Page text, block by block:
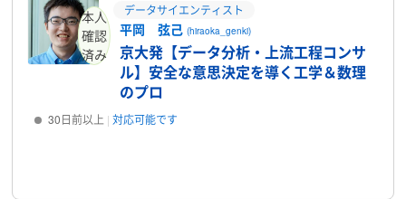
本人
確認
済み
データサイエンティスト
平岡 弦己(hiraoka_genki)
京大発【データ分析・上流工程コンサ
ル】安全な意思決定を導く工学＆数理
のプロ
30日前以上 対応可能です